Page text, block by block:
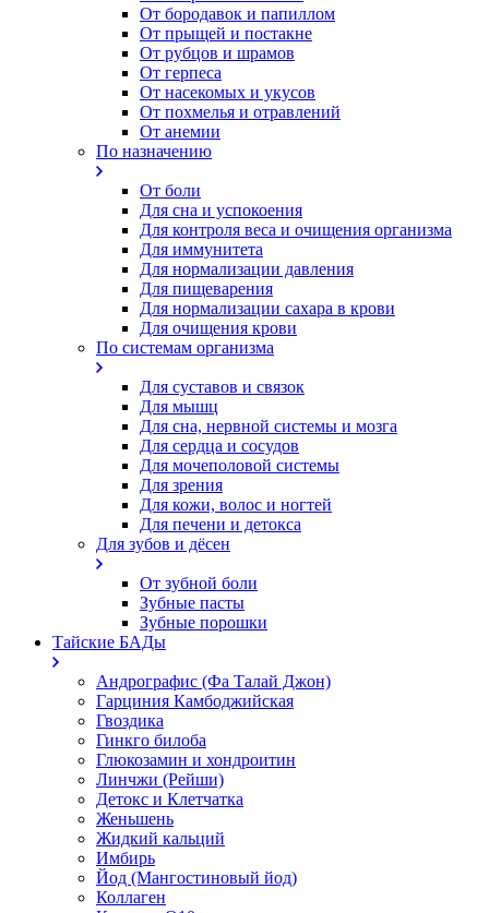
От бородавок и папиллом
От прыщей и постакне
От рубцов и шрамов
От герпеса
От насекомых и укусов
От похмелья и отравлений
От анемии
По назначению
От боли
Для сна и успокоения
Для контроля веса и очищения организма
Для иммунитета
Для нормализации давления
Для пищеварения
Для нормализации сахара в крови
Для очищения крови
По системам организма
Для суставов и связок
Для мышц
Для сна, нервной системы и мозга
Для сердца и сосудов
Для мочеполовой системы
Для зрения
Для кожи, волос и ногтей
Для печени и детокса
Для зубов и дёсен
От зубной боли
Зубные пасты
Зубные порошки
Тайские БАДы
Андрографис (Фа Талай Джон)
Гарциния Камбоджийская
Гвоздика
Гинкго билоба
Глюкозамин и хондроитин
Линчжи (Рейши)
Детокс и Клетчатка
Женьшень
Жидкий кальций
Имбирь
Йод (Мангостиновый йод)
Коллаген